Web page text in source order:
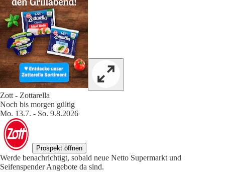
Zott - Zottarella
Noch bis morgen gültig
Mo. 13.7. - So. 9.8.2026
Prospekt öffnen
Werde benachrichtigt, sobald neue Netto Supermarkt und
Seifenspender Angebote da sind.